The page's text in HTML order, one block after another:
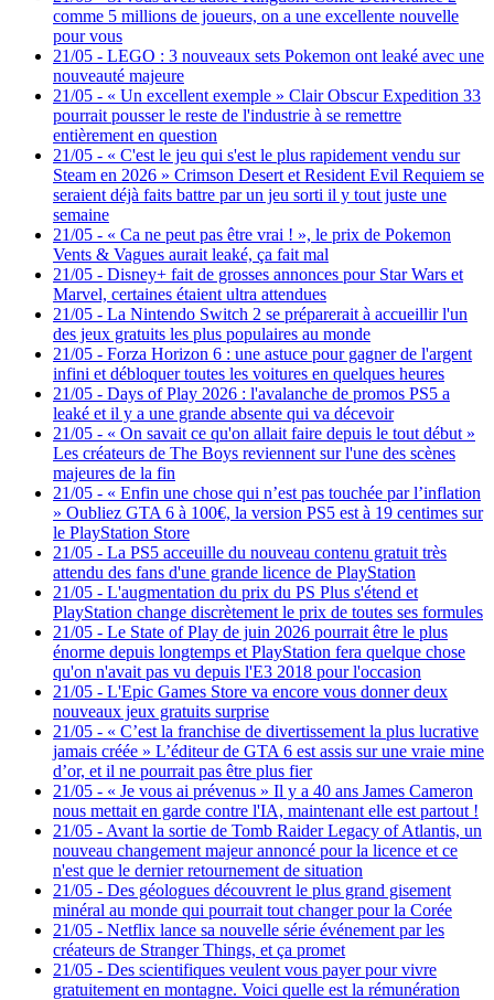
comme 5 millions de joueurs, on a une excellente nouvelle
pour vous
21/05 - LEGO : 3 nouveaux sets Pokemon ont leaké avec une
nouveauté majeure
21/05 - « Un excellent exemple » Clair Obscur Expedition 33
pourrait pousser le reste de l'industrie à se remettre
entièrement en question
21/05 - « C'est le jeu qui s'est le plus rapidement vendu sur
Steam en 2026 » Crimson Desert et Resident Evil Requiem se
seraient déjà faits battre par un jeu sorti il y tout juste une
semaine
21/05 - « Ca ne peut pas être vrai ! », le prix de Pokemon
Vents & Vagues aurait leaké, ça fait mal
21/05 - Disney+ fait de grosses annonces pour Star Wars et
Marvel, certaines étaient ultra attendues
21/05 - La Nintendo Switch 2 se préparerait à accueillir l'un
des jeux gratuits les plus populaires au monde
21/05 - Forza Horizon 6 : une astuce pour gagner de l'argent
infini et débloquer toutes les voitures en quelques heures
21/05 - Days of Play 2026 : l'avalanche de promos PS5 a
leaké et il y a une grande absente qui va décevoir
21/05 - « On savait ce qu'on allait faire depuis le tout début »
Les créateurs de The Boys reviennent sur l'une des scènes
majeures de la fin
21/05 - « Enfin une chose qui n’est pas touchée par l’inflation
» Oubliez GTA 6 à 100€, la version PS5 est à 19 centimes sur
le PlayStation Store
21/05 - La PS5 acceuille du nouveau contenu gratuit très
attendu des fans d'une grande licence de PlayStation
21/05 - L'augmentation du prix du PS Plus s'étend et
PlayStation change discrètement le prix de toutes ses formules
21/05 - Le State of Play de juin 2026 pourrait être le plus
énorme depuis longtemps et PlayStation fera quelque chose
qu'on n'avait pas vu depuis l'E3 2018 pour l'occasion
21/05 - L'Epic Games Store va encore vous donner deux
nouveaux jeux gratuits surprise
21/05 - « C’est la franchise de divertissement la plus lucrative
jamais créée » L’éditeur de GTA 6 est assis sur une vraie mine
d’or, et il ne pourrait pas être plus fier
21/05 - « Je vous ai prévenus » Il y a 40 ans James Cameron
nous mettait en garde contre l'IA, maintenant elle est partout !
21/05 - Avant la sortie de Tomb Raider Legacy of Atlantis, un
nouveau changement majeur annoncé pour la licence et ce
n'est que le dernier retournement de situation
21/05 - Des géologues découvrent le plus grand gisement
minéral au monde qui pourrait tout changer pour la Corée
21/05 - Netflix lance sa nouvelle série événement par les
créateurs de Stranger Things, et ça promet
21/05 - Des scientifiques veulent vous payer pour vivre
gratuitement en montagne. Voici quelle est la rémunération